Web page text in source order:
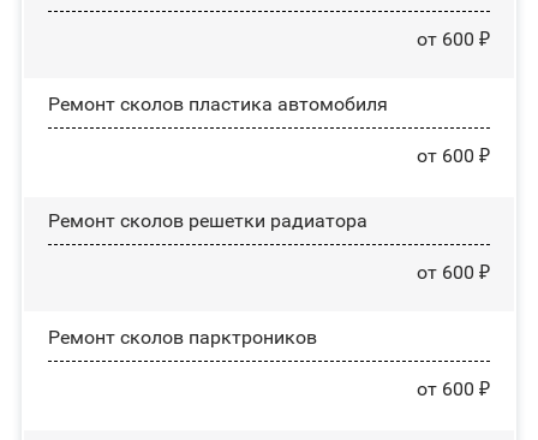
от 600 ₽
Ремонт сколов пластика автомобиля
от 600 ₽
Ремонт сколов решетки радиатора
от 600 ₽
Ремонт сколов парктроников
от 600 ₽